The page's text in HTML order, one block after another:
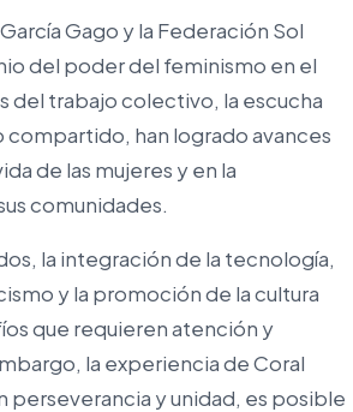
Gago y la Federación Sol
del poder del feminismo en el
del trabajo colectivo, la escucha
compartido, han logrado avances
de las mujeres y en la
comunidades.
la integración de la tecnología,
y la promoción de la cultura
que requieren atención y
la experiencia de Coral
perseverancia y unidad, es posible